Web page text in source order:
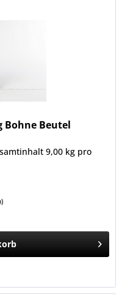
Bohne Beutel
9,00 kg pro